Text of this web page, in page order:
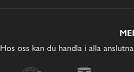
Hos oss kan du handla i alla